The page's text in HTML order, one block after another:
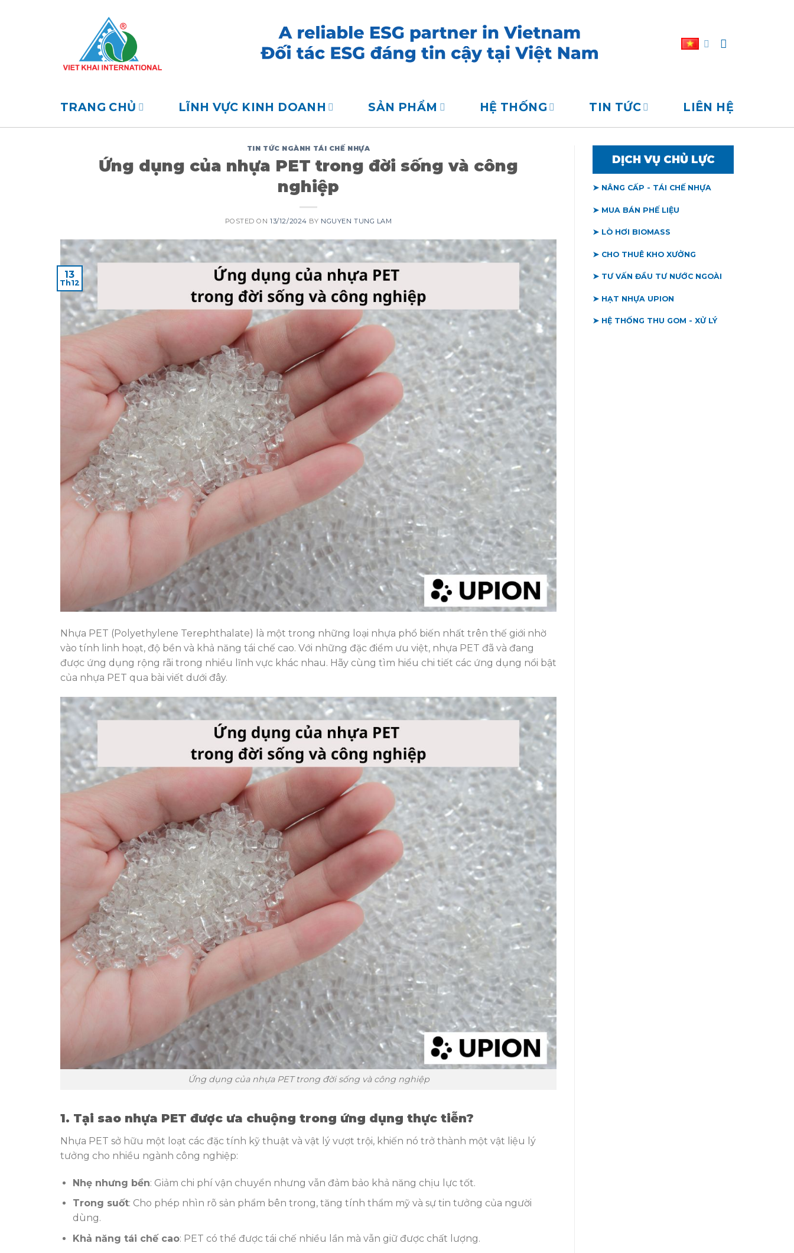
TRANG CHỦ LĨNH VỰC KINH DOANH SẢN PHẨM HỆ THỐNG TIN TỨC LIÊN HỆ
TIN TỨC NGÀNH TÁI CHẾ NHỰA
Ứng dụng của nhựa PET trong đời sống và công
nghiệp
POSTED ON13/12/2024 BY NGUYEN TUNG LAM
13
Th12
Nhựa PET (Polyethylene Terephthalate) là một trong những loại nhựa phổ biến nhất trên thế giới nhờ
vào tính linh hoạt, độ bền và khả năng tái chế cao. Với những đặc điểm ưu việt, nhựa PET đã và đang
được ứng dụng rộng rãi trong nhiều lĩnh vực khác nhau. Hãy cùng tìm hiểu chi tiết các ứng dụng nổi bật
của nhựa PET qua bài viết dưới đây.
Ứng dụng của nhựa PET trong đời sống và công nghiệp
1. Tại sao nhựa PET được ưa chuộng trong ứng dụng thực tiễn?
Nhựa PET sở hữu một loạt các đặc tính kỹ thuật và vật lý vượt trội, khiến nó trở thành một vật liệu lý
tưởng cho nhiều ngành công nghiệp:
Nhẹ nhưng bền: Giảm chi phí vận chuyển nhưng vẫn đảm bảo khả năng chịu lực tốt.
Trong suốt: Cho phép nhìn rõ sản phẩm bên trong, tăng tính thẩm mỹ và sự tin tưởng của người
dùng.
Khả năng tái chế cao: PET có thể được tái chế nhiều lần mà vẫn giữ được chất lượng.
DỊCH VỤ CHỦ LỰC
➤ NÂNG CẤP - TÁI CHẾ NHỰA
➤ MUA BÁN PHẾ LIỆU
➤ LÒ HƠI BIOMASS
➤ CHO THUÊ KHO XƯỞNG
➤ TƯ VẤN ĐẦU TƯ NƯỚC NGOÀI
➤ HẠT NHỰA UPION
➤ HỆ THỐNG THU GOM - XỬ LÝ